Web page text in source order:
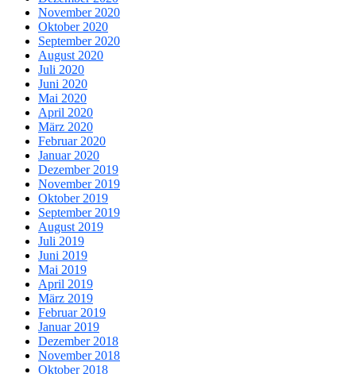
November 2020
Oktober 2020
September 2020
August 2020
Juli 2020
Juni 2020
Mai 2020
April 2020
März 2020
Februar 2020
Januar 2020
Dezember 2019
November 2019
Oktober 2019
September 2019
August 2019
Juli 2019
Juni 2019
Mai 2019
April 2019
März 2019
Februar 2019
Januar 2019
Dezember 2018
November 2018
Oktober 2018